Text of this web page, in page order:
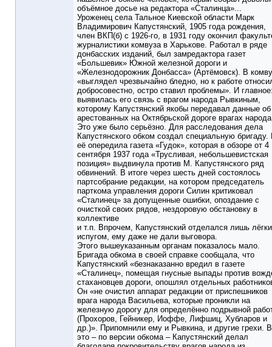
объёмное досье на редактора «Сталинца»...
Уроженец села Тальное Киевской области Марк
Владимирович Капустянский, 1905 года рождения,
член ВКП(б) с 1926-го, в 1931 году окончил
журналистики комвуза в Харькове. Работал в ряде
донбасских изданий, был замредактора газет
«Большевик» Южной железной дороги и
«Железнодорожник Донбасса» (Артёмовск). В
«выглядел чрезвычайно бледно, но к работе
добросовестно, остро ставил проблемы». И
выявилась его связь с врагом народа Рывкиным,
которому Капустянский якобы передавал данные об
арестованных на Октябрьской дороге врагах
Это уже было серьёзно. Для расследования дела
Капустянского обком создал специальную бригаду.
её опередила газета «Гудок», которая в обзоре от 4
сентября 1937 года «Трусливая, небольшевистская
позиция» выдвинула против М. Капустянского ряд
обвинений. В итоге через шесть дней состоялось
партсобрание редакции, на котором председатель
парткома управления дороги Силин критиковал
«Сталинец» за допущенные ошибки, опоздание с
очисткой своих рядов, нездоровую обстановку в
коллективе
и т.п. Впрочем, Капустянский отделался лишь
испугом, ему даже не дали выговора.
Этого вышеуказанным органам показалось мало.
Бригада обкома в своей справке сообщала, что
Капустянский «безнаказанно вредил в газете
«Сталинец», помещая гнусные выпады против
стахановцев дороги, опошлял отдельных
Он «не очистил аппарат редакции от приспешников
врага народа Васильева, которые проникли на
железную дорогу для определённо подрывной
(Прохоров, Гейникер, Иоффе, Лифшиц, Хубларов и
др.)». Припомнили ему и Рывкина, и другие грехи.
это – по версии обкома – Капустянский делал